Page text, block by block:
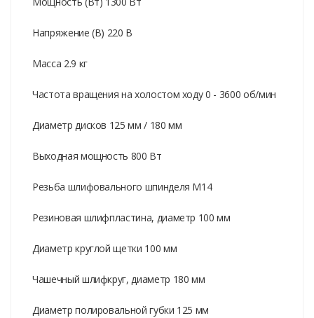
Напряжение (В) 220 В
Масса 2.9 кг
Частота вращения на холостом ходу 0 - 3600 об/мин
Диаметр дисков 125 мм / 180 мм
Выходная мощность 800 Вт
Резьба шлифовального шпинделя M14
Резиновая шлифпластина, диаметр 100 мм
Диаметр круглой щетки 100 мм
Чашечный шлифкруг, диаметр 180 мм
Диаметр полировальной губки 125 мм